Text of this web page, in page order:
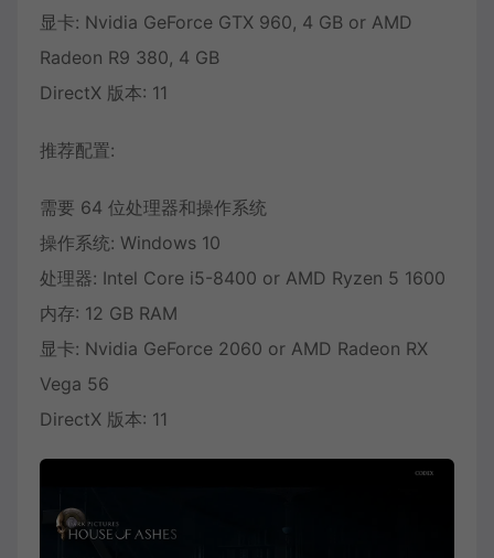
显卡: Nvidia GeForce GTX 960, 4 GB or AMD
Radeon R9 380, 4 GB
DirectX 版本: 11
推荐配置:
需要 64 位处理器和操作系统
操作系统: Windows 10
处理器: Intel Core i5-8400 or AMD Ryzen 5 1600
内存: 12 GB RAM
显卡: Nvidia GeForce 2060 or AMD Radeon RX
Vega 56
DirectX 版本: 11